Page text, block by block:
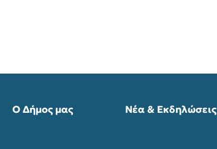
Ο Δήμος μας Νέα & Εκδηλώσεις